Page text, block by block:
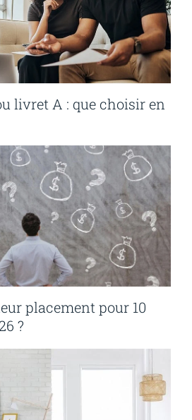
livret A : que choisir en
placement pour 10
?